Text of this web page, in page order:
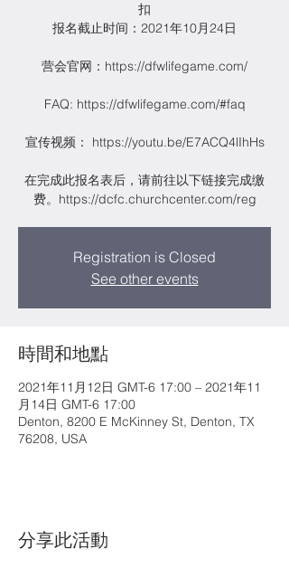
扣
报名截止时间：2021年10月24日
营会官网：https://dfwlifegame.com/
FAQ: https://dfwlifegame.com/#faq
宣传视频： https://youtu.be/E7ACQ4lIhHs
在完成此报名表后，请前往以下链接完成缴
费。https://dcfc.churchcenter.com/reg
Registration is Closed
See other events
時間和地點
2021年11月12日 GMT-6 17:00 – 2021年11
月14日 GMT-6 17:00
Denton, 8200 E McKinney St, Denton, TX
76208, USA
分享此活動